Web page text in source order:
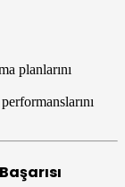
planlarını